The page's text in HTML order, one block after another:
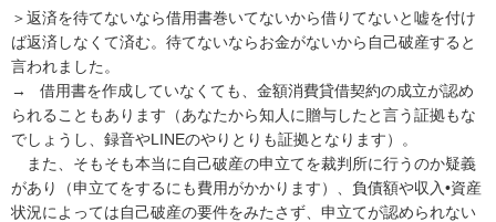
＞返済を待てないなら借用書巻いてないから借りてないと嘘を付け
ば返済しなくて済む。待てないならお金がないから自己破産すると
言われました。
→   借用書を作成していなくても、金額消費貸借契約の成立が認め
られることもあります（あなたから知人に贈与したと言う証拠もな
でしょうし、録音やLINEのやりとりも証拠となります）。
また、そもそも本当に自己破産の申立てを裁判所に行うのか疑義
があり（申立てをするにも費用がかかります）、負債額や収入•資産
状況によっては自己破産の要件をみたさず、申立てが認められない